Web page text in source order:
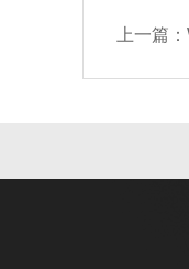
上一篇：